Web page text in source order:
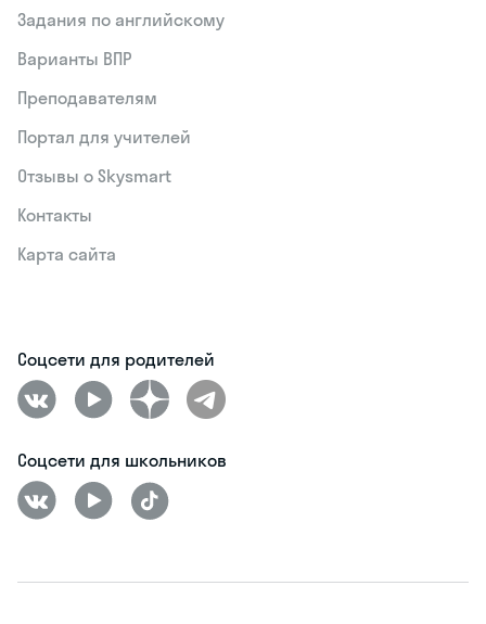
Задания по английскому
Варианты ВПР
Преподавателям
Портал для учителей
Отзывы о Skysmart
Контакты
Карта сайта
Соцсети для родителей
Соцсети для школьников